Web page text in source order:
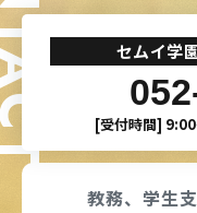
セムイ学
[受付時間]
教務、学生支